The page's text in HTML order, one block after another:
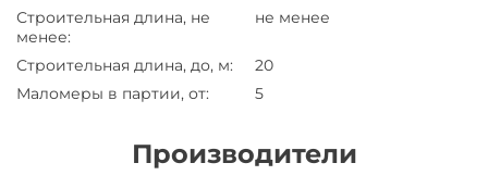
Строительная длина, не
менее:
не менее
Строительная длина, до, м:
20
Маломеры в партии, от: 5
Производители